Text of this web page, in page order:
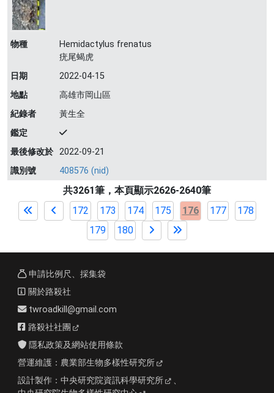
物種
Hemidactylus frenatus
疣尾蝎虎
日期
2022-04-15
地點
高雄市岡山區
紀錄者
黃生全
鑑定
最後修改於 2022-09-21
識別號
408576 (nid)
共3261筆，本頁顯示2626-2640筆
172
173 174 175 176 177
178
179
180
申請比例尺、採集袋
關於路殺社
twroadkill@gmail.com
路殺社社團
隱私政策及網站使用條款
營運維護： 農業部生物多樣性研究所
設計製作： 中央研究院資訊科學研究所
、